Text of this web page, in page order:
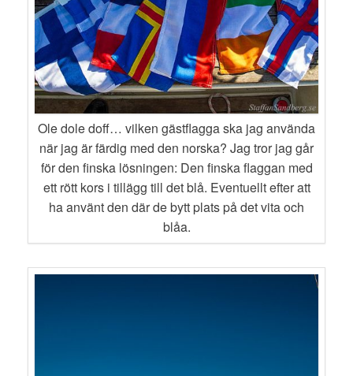
Ole dole doff… vilken gästflagga ska jag använda
när jag är färdig med den norska? Jag tror jag går
för den finska lösningen: Den finska flaggan med
ett rött kors i tillägg till det blå. Eventuellt efter att
ha använt den där de bytt plats på det vita och
blåa.